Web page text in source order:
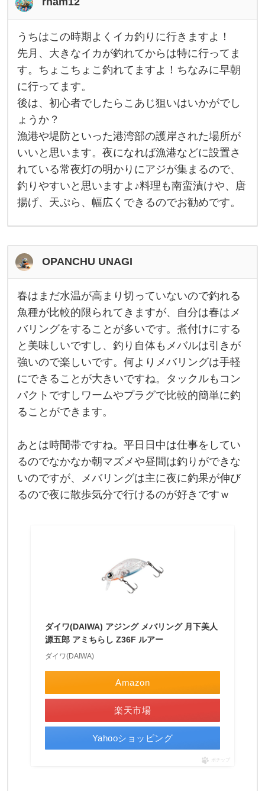
多
い
で
色
鮮
か
で
美
し
く
、
し
っ
う
ち
は
こ
時
期
よ
く
イ
カ
り
に
行
き
ま
す
大
き
な
イ
カ
が
釣
れ
て
か
うちはこの時期よくイカ釣りに行きますよ！
先月、大きなイカが釣れてからは特に行ってま
す。ちょこちょこ釣れてますよ！ちなみに早朝
に行ってます。
後は、初心者でしたらこあじ狙いはいかがでし
ょうか？
漁港や堤防といった港湾部の護岸された場所が
いいと思います。夜になれば漁港などに設置さ
れている常夜灯の明かりにアジが集まるので、
釣りやすいと思いますよ♪料理も南蛮漬けや、唐
揚げ、天ぷら、幅広くできるのでお勧めです。
OPANCHU UNAGI
春
は
ま
だ
水
温
が
高
ま
り
切
っ
て
い
の
で
れ
る
魚
春はまだ水温が高まり切っていないので釣れる
魚種が比較的限られてきますが、自分は春はメ
バリングをすることが多いです。煮付けにする
と美味しいですし、釣り自体もメバルは引きが
強いので楽しいです。何よりメバリングは手軽
にできることが大きいですね。タックルもコン
パクトですしワームやプラグで比較的簡単に釣
ることができます。
あとは時間帯ですね。平日日中は仕事をしてい
るのでなかなか朝マズメや昼間は釣りができな
いのですが、メバリングは主に夜に釣果が伸び
るので夜に散歩気分で行けるのが好きですｗ
ダイワ(DAIWA) アジング メバリング 月下美人
源五郎 アミちらし Z36F ルアー
ダイワ(DAIWA)
Amazon
楽天市場
Yahooショッピング
ポチップ